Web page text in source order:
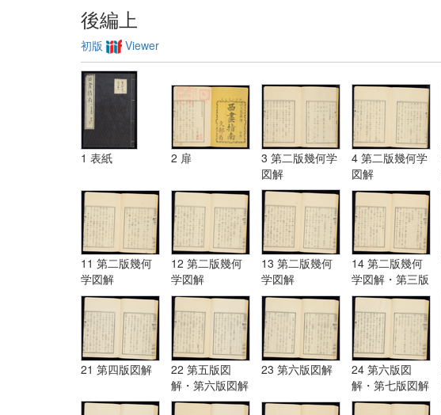
後編上
初版 Viewer
1 表紙 2 扉
3 第二版幾何学
図解
4 第二版幾何学
図解
11 第二版幾何
学図解
12 第二版幾何
学図解
13 第二版幾何
学図解
14 第二版幾何
学図解・第三版
図解
21 第四版図解
22 第五版図
解・第六版図解
23 第六版図解
24 第六版図
解・第七版図解